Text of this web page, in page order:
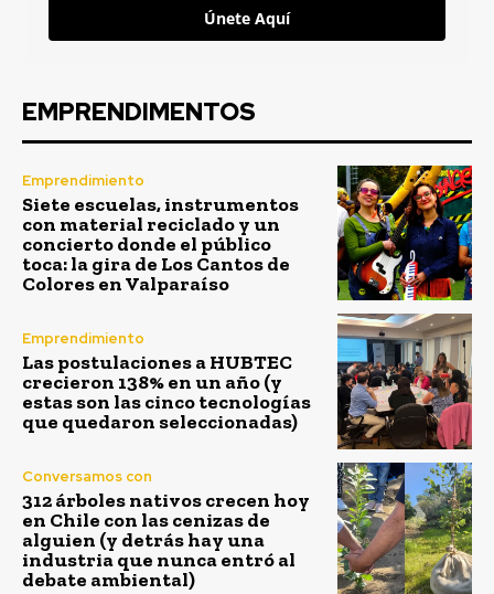
Únete Aquí
EMPRENDIMENTOS
Emprendimiento
Siete escuelas, instrumentos
con material reciclado y un
concierto donde el público
toca: la gira de Los Cantos de
Colores en Valparaíso
Emprendimiento
Las postulaciones a HUBTEC
crecieron 138% en un año (y
estas son las cinco tecnologías
que quedaron seleccionadas)
Conversamos con
312 árboles nativos crecen hoy
en Chile con las cenizas de
alguien (y detrás hay una
industria que nunca entró al
debate ambiental)